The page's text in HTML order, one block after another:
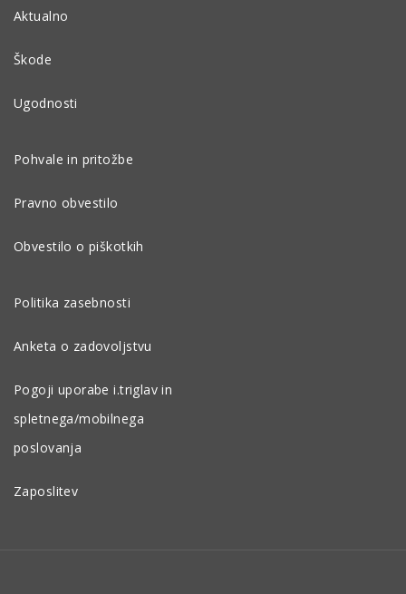
Aktualno
Škode
Ugodnosti
Pohvale in pritožbe
Pravno obvestilo
Obvestilo o piškotkih
Politika zasebnosti
Anketa o zadovoljstvu
Pogoji uporabe i.triglav in
spletnega/mobilnega
poslovanja
Zaposlitev